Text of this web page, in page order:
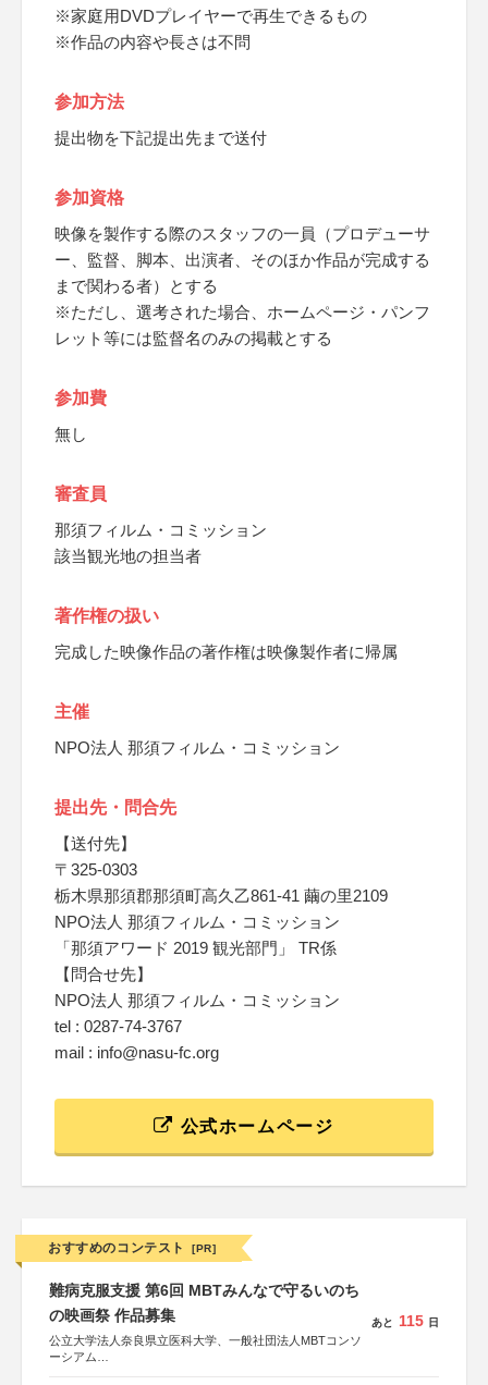
※家庭用DVDプレイヤーで再生できるもの
※作品の内容や長さは不問
参加方法
提出物を下記提出先まで送付
参加資格
映像を製作する際のスタッフの一員（プロデューサ
ー、監督、脚本、出演者、そのほか作品が完成する
まで関わる者）とする
※ただし、選考された場合、ホームページ・パンフ
レット等には監督名のみの掲載とする
参加費
無し
審査員
那須フィルム・コミッション
該当観光地の担当者
著作権の扱い
完成した映像作品の著作権は映像製作者に帰属
主催
NPO法人 那須フィルム・コミッション
提出先・問合先
【送付先】
〒325-0303
栃木県那須郡那須町高久乙861-41 繭の里2109
NPO法人 那須フィルム・コミッション
「那須アワード 2019 観光部門」 TR係
【問合せ先】
NPO法人 那須フィルム・コミッション
tel : 0287-74-3767
mail : info@nasu-fc.org
公式ホームページ
おすすめのコンテスト [PR]
難病克服支援 第6回 MBTみんなで守るいのち
の映画祭 作品募集
公立大学法人奈良県立医科大学、一般社団法人MBTコンソ
ーシアム
あと 115 日